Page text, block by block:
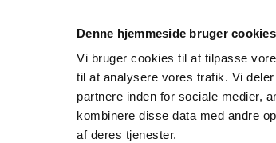
Denne hjemmeside bruger cookies
Vi bruger cookies til at tilpasse
til at analysere vores trafik. Vi
partnere inden for sociale medier,
kombinere disse data med andre
af deres tjenester.
Godkendelse og
Bivirkninger og
produktinformation